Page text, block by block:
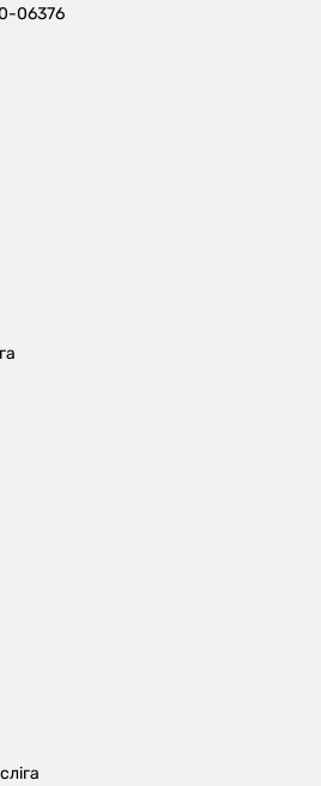
06376